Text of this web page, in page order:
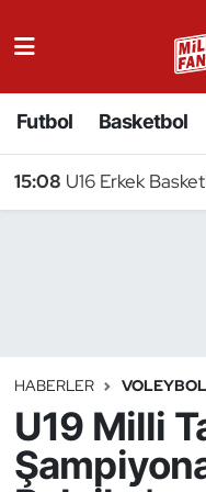
Futbol Basketbol
15:08 U16 Erkek
HABERLER VOLEYBOL
U19 Milli
Badminton
Binicilik
Bisiklet